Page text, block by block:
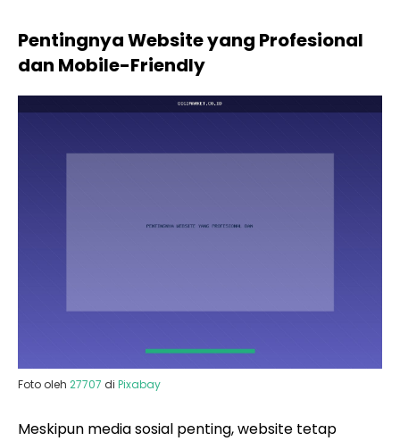
Pentingnya Website yang Profesional
dan Mobile-Friendly
Foto oleh 27707 di Pixabay
Meskipun media sosial penting, website tetap